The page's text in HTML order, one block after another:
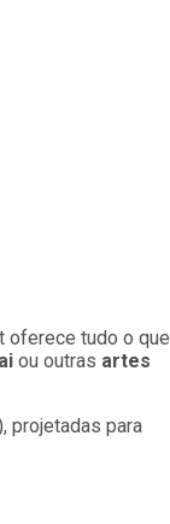
oferece tudo o que
ou outras artes
projetadas para